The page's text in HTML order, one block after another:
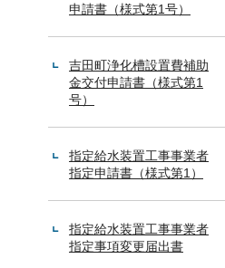
申請書（様式第1号）
吉田町浄化槽設置費補助
金交付申請書（様式第1
号）
指定給水装置工事事業者
指定申請書（様式第1）
指定給水装置工事事業者
指定事項変更届出書